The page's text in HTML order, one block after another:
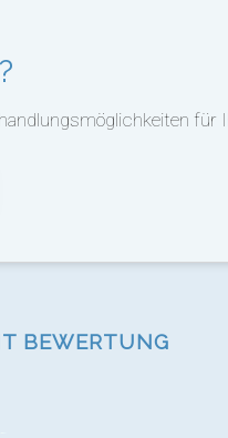
für
BEWERTUNG